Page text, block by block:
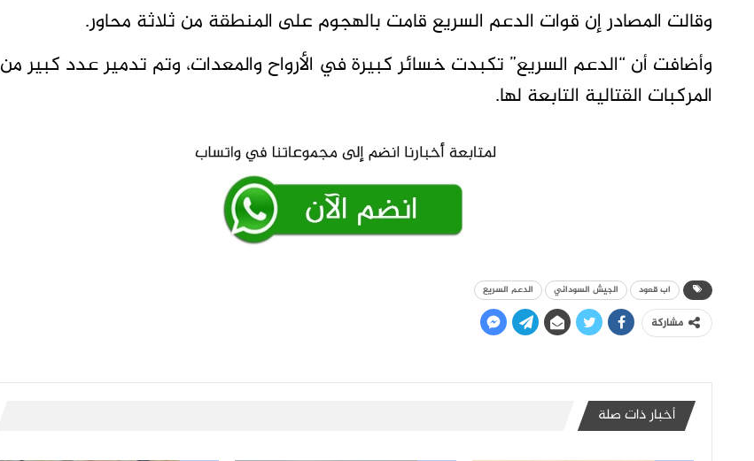
وقالت المصادر إن قوات الدعم السريع قامت بالهجوم على المنطقة من ثلاثة محاور.
وأضافت أن “الدعم السريع” تكبدت خسائر كبيرة في الأرواح والمعدات، وتم تدمير عدد كبير من
المركبات القتالية التابعة لها.
اب قعود الجيش السوداني الدعم السريع
مشاركة
أخبار ذات صلة